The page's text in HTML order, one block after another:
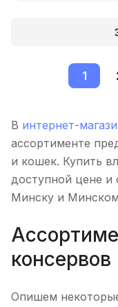
1
В интернет-
ассортименте
и кошек. Купить
доступной цене и
Минску и
консервов
Опишем